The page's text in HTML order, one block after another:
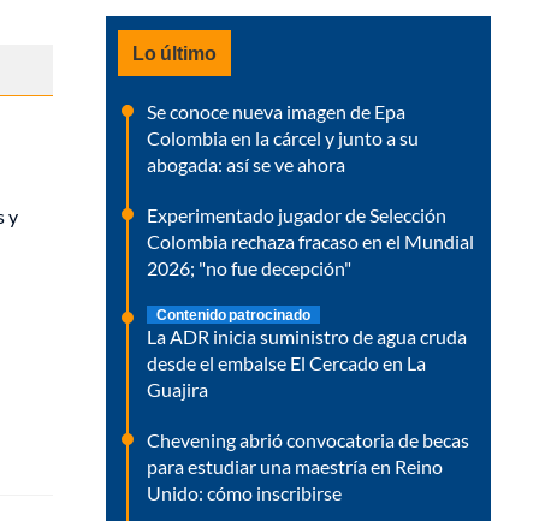
y
Lo último
Se conoce nueva imagen de Epa
Colombia en la cárcel y junto a su
abogada: así se ve ahora
Experimentado jugador de Selección
Colombia rechaza fracaso en el Mundial
2026; "no fue decepción"
Contenido patrocinado
La ADR inicia suministro de agua cruda
desde el embalse El Cercado en La
Guajira
Chevening abrió convocatoria de becas
para estudiar una maestría en Reino
Unido: cómo inscribirse